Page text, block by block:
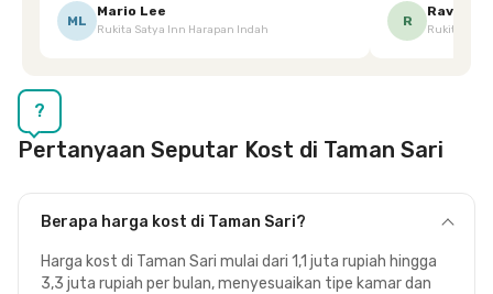
Ketika saya meminta keset karena sempat
terpeleset, permintaan tersebut langsung
ML
Mario Lee
Rukita Satya Inn Harapan Indah
mgkn saran dari air aja & kebersihan lebih di
R
Ravena
Rukita
?
Pertanyaan Seputar Kost di Taman Sari
Berapa harga kost di Taman Sari?
Harga kost di Taman Sari mulai dari 1,1 juta rupiah hingga
3,3 juta rupiah per bulan, menyesuaikan tipe kamar dan